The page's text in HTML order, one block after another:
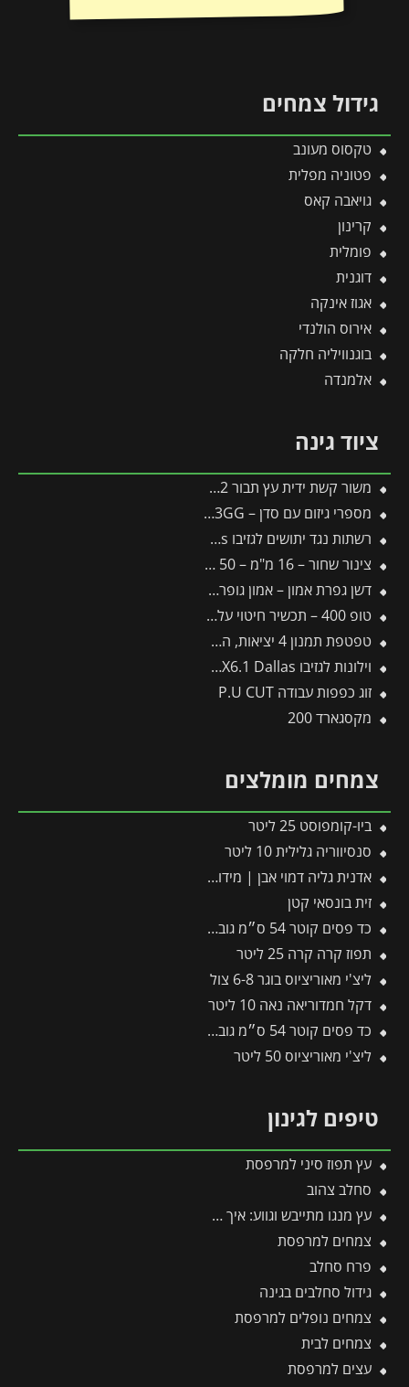
גידול צמחים
טקסוס מעונב
פטוניה מפלית
גויאבה קאס
קרינון
פומלית
דוגנית
אגוז אינקה
אירוס הולנדי
בוגנוויליה חלקה
אלמנדה
ציוד גינה
משור קשת ידית עץ תבור TTS12 -תבור
מספרי גיזום עם סדן – 13GG -תבור
רשתות נגד יתושים לגזיבו 3.6X5 Dallas מבית פלרם – Canopia
צינור שחור – 16 מ"מ – 50 מטר דרג 4
דשן גפרת אמון – אמון גופרתי – 1 ק"ג
טופ 400 – תכשיר חיטוי עלוות הצמח 680 סמ"ק גרין גארד
טפטפת תמנון 4 יציאות, השקייה מווסתת + טפטפת 25 ליטר לשעה
וילונות לגזיבו 4.3X6.1 Dallas מבית פלרם – Canopia
זוג כפפות עבודה P.U CUT
מקסגארד 200
צמחים מומלצים
ביו-קומפוסט 25 ליטר
סנסיווריה גלילית 10 ליטר
אדנית גליה דמוי אבן | מידות 78x30x29 ס״מ | שחור
זית בונסאי קטן
כד פסים קוטר 54 ס״מ גובה 54 ס״מ שמנת
תפוז קרה קרה 25 ליטר
ליצ'י מאוריציוס בוגר 6-8 צול
דקל חמדוריאה נאה 10 ליטר
כד פסים קוטר 54 ס״מ גובה 54 ס״מ לבן מנוקד
ליצ'י מאוריציוס 50 ליטר
טיפים לגינון
עץ תפוז סיני למרפסת
סחלב צהוב
עץ מנגו מתייבש וגווע: איך מזהים את הבעיה ומצילים את העץ בזמן?
צמחים למרפסת
פרח סחלב
גידול סחלבים בגינה
צמחים נופלים למרפסת
צמחים לבית
עצים למרפסת